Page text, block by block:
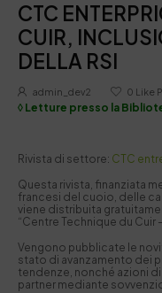
CTC
CUIR,
DELLA RSI
admin_dev2 0 Like
◊ Letture presso la
Rivista di settore: CTC
Questa rivista, finanziata
francesi del cuoio, delle
viene distribuita
“Centre Technique du Cuir
Vengono pubblicate le
stato di avanzamento dei
tendenze, nonché azioni
partner mediante